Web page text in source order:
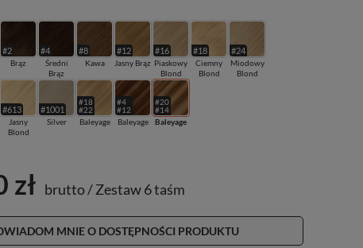
#2
Brąz
#4
Średni
Brąz
#8
Kawa
#12
Jasny Brąz
#16
Piaskowy
Blond
#18
Ciemny
Blond
#24
Miodowy
Blond
#613
Jasny
Blond
#1001
Silver
#18
#22
Baleyage
#4
#12
Baleyage
#20
#14
Baleyage
zł brutto/Zestaw 6 taśm
MNIE O DOSTĘPNOŚCI PRODUKTU